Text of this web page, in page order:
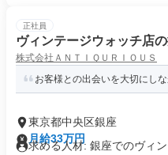
正社員
ヴィンテージウォッチ店
株式会社ＡＮＴＩＱＵＲＩＯＵＳ
お客様との出会いを大切にし
東京都中央区銀座
月給33万円
求める人材: 銀座でのヴィ